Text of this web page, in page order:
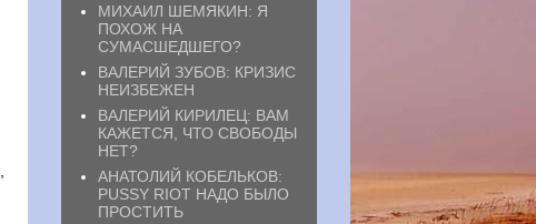
МИХАИЛ ШЕМЯКИН: Я
ПОХОЖ НА
СУМАСШЕДШЕГО?
ВАЛЕРИЙ ЗУБОВ: КРИЗИС
НЕИЗБЕЖЕН
ВАЛЕРИЙ КИРИЛЕЦ: ВАМ
КАЖЕТСЯ, ЧТО СВОБОДЫ
НЕТ?
АНАТОЛИЙ КОБЕЛЬКОВ:
PUSSY RIOT НАДО БЫЛО
ПРОСТИТЬ